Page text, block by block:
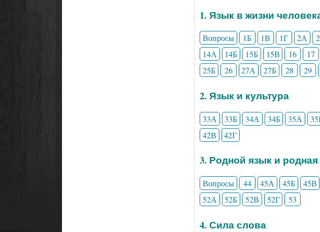
1. Язык в жизни
Вопросы 1Б 1В 1Г 2А
14А
14Б 15Б 15В 16 17
25Б
26 27А 27Б 28 29
2. Язык и культура
33А 33Б 34А 34Б 35А
42В
42Г
3. Родной язык и родная
Вопросы 44 45А 45Б 45В
52А
52Б 52В 52Г 53
4. Сила слова